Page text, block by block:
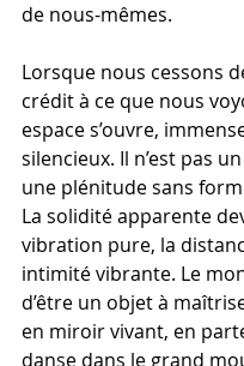
de nous-mêmes.
Lorsque nous cessons
crédit à ce que nous
espace s’ouvre,
silencieux. Il n’est pas
une plénitude sans
La solidité apparente
vibration pure, la
intimité vibrante. Le
d’être un objet à
en miroir vivant, en
danse dans le grand